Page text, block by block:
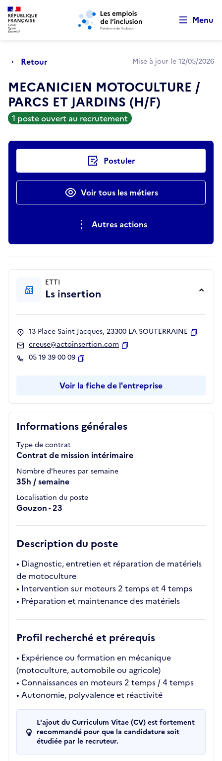
Aller au menu principal Aller au contenu principal
Menu
Retour Mise à jour le 12/05/2026
MECANICIEN MOTOCULTURE /
PARCS ET JARDINS (H/F)
1 poste ouvert au recrutement
Actions rapides Postuler
Voir tous les métiers
Autres actions
Informations générales
Type de contrat
Contrat de mission intérimaire
Nombre d'heures par semaine
35h / semaine
Localisation du poste
Gouzon - 23
Description du poste
• Diagnostic, entretien et réparation de matériels
de motoculture
• Intervention sur moteurs 2 temps et 4 temps
• Préparation et maintenance des matériels
Profil recherché et prérequis
• Expérience ou formation en mécanique
(motoculture, automobile ou agricole)
• Connaissances en moteurs 2 temps / 4 temps
• Autonomie, polyvalence et réactivité
L'ajout du Curriculum Vitae (CV) est fortement
recommandé pour que la candidature soit
étudiée par le recruteur.
ETTI
Ls insertion
13 Place Saint Jacques, 23300 LA SOUTERRAINE
creuse@actoinsertion.com
05 19 39 00 09
Voir la fiche de l'entreprise
Retour au début de la page
Panneau de gestion des cookies